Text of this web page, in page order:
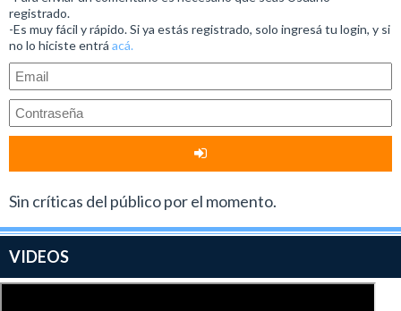
ya hemos visto historias similares.
En definitiva, más allá del oportunismo del nombre,
Sputnik es una buena alternativa para ver si gusta la
ciencia ficción y tensionarse un poco.
registrado.
-Es muy fácil y rápido. Si ya estás registrado, solo ingresá tu login, y si
no lo hiciste entrá acá.
Sin críticas del público por el momento.
VIDEOS